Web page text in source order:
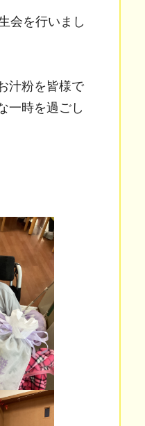
会を行いまし
汁粉を皆様で
一時を過ごし